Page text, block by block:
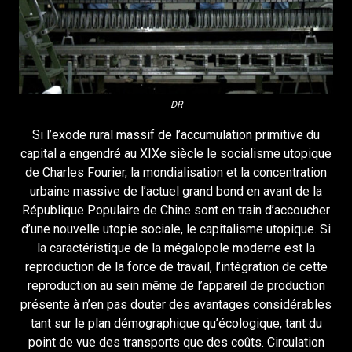
DR
Si l’exode rural massif de l’accumulation primitive du
capital a engendré au XIXe siècle le socialisme utopique
de Charles Fourier, la mondialisation et la concentration
urbaine massive de l’actuel grand bond en avant de la
République Populaire de Chine sont en train d’accoucher
d’une nouvelle utopie sociale, le capitalisme utopique. Si
la caractéristique de la mégalopole moderne est la
reproduction de la force de travail, l’intégration de cette
reproduction au sein même de l’appareil de production
présente à n’en pas douter des avantages considérables
tant sur le plan démographique qu’écologique, tant du
point de vue des transports que des coûts. Circulation